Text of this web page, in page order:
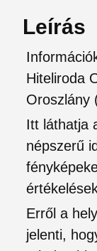
Leírás
Hiteliroda
Oroszlány
Itt láthatja
népszerű
Erről a
jelenti,